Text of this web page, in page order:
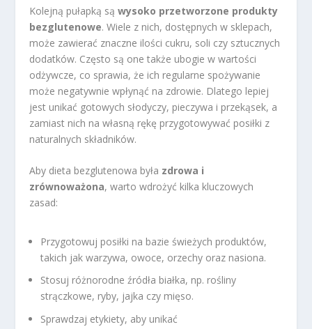
Kolejną pułapką sąwysoko przetworzone produkty
bezglutenowe. Wiele z nich, dostępnych w sklepach,
może zawierać znaczne ilości cukru, soli czy sztucznych
dodatków. Często są one także ubogie w wartości
odżywcze, co sprawia, że ich regularne spożywanie
może negatywnie wpłynąć na zdrowie. Dlatego lepiej
jest unikać gotowych słodyczy, pieczywa i przekąsek, a
zamiast nich na własną rękę przygotowywać posiłki z
naturalnych składników.
Aby dieta bezglutenowa była zdrowa i
zrównoważona, warto wdrożyć kilka kluczowych
zasad:
Przygotowuj posiłki na bazie świeżych produktów,
takich jak warzywa, owoce, orzechy oraz nasiona.
Stosuj różnorodne źródła białka, np. rośliny
strączkowe, ryby, jajka czy mięso.
Sprawdzaj etykiety, aby unikać